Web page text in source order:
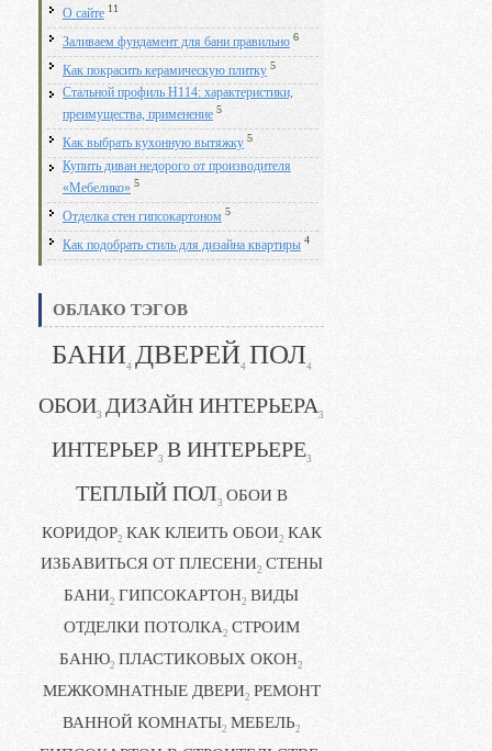
О сайте 11
Заливаем фундамент для бани правильно 6
Как покрасить керамическую плитку 5
Стальной профиль Н114: характеристики,
преимущества, применение 5
Как выбрать кухонную вытяжку 5
Купить диван недорого от производителя
«Мебелико» 5
Отделка стен гипсокартоном 5
Как подобрать стиль для дизайна квартиры 4
ОБЛАКО ТЭГОВ
БАНИ4 ДВЕРЕЙ4 ПОЛ4
ОБОИ3 ДИЗАЙН ИНТЕРЬЕРА3
ИНТЕРЬЕР3 В ИНТЕРЬЕРЕ3
ТЕПЛЫЙ ПОЛ3 ОБОИ В
КОРИДОР2 КАК КЛЕИТЬ ОБОИ2 КАК
ИЗБАВИТЬСЯ ОТ ПЛЕСЕНИ2 СТЕНЫ
БАНИ2 ГИПСОКАРТОН2 ВИДЫ
ОТДЕЛКИ ПОТОЛКА2 СТРОИМ
БАНЮ2 ПЛАСТИКОВЫХ ОКОН2
МЕЖКОМНАТНЫЕ ДВЕРИ2 РЕМОНТ
ВАННОЙ КОМНАТЫ2 МЕБЕЛЬ2